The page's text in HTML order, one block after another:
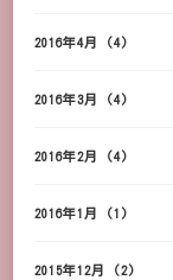
2016年4月 (4)
2016年3月 (4)
2016年2月 (4)
2016年1月 (1)
2015年12月 (2)